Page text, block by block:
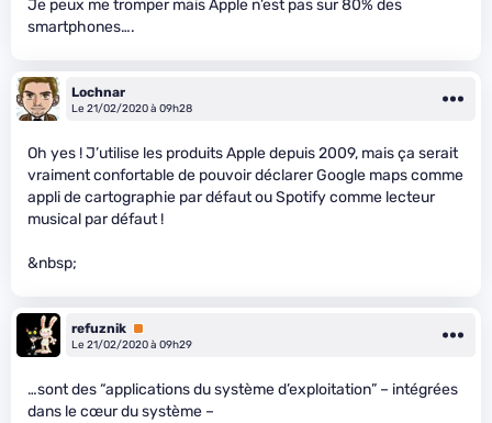
Je peux me tromper mais Apple n’est pas sur 80% des
smartphones….
Lochnar
Le 21/02/2020 à 09h28
Oh yes ! J’utilise les produits Apple depuis 2009, mais ça serait
vraiment confortable de pouvoir déclarer Google maps comme
appli de cartographie par défaut ou Spotify comme lecteur
musical par défaut !
&nbsp;
refuznik Premium
Le 21/02/2020 à 09h29
…sont des “applications du système d’exploitation” – intégrées
dans le cœur du système –